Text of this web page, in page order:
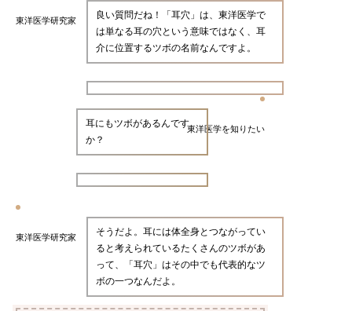
東洋医学研究家
良い質問だね！「耳穴」は、東洋医学で
は単なる耳の穴という意味ではなく、耳
介に位置するツボの名前なんですよ。
東洋医学を知りたい
耳にもツボがあるんです
か？
東洋医学研究家
そうだよ。耳には体全身とつながってい
ると考えられているたくさんのツボがあ
って、「耳穴」はその中でも代表的なツ
ボの一つなんだよ。